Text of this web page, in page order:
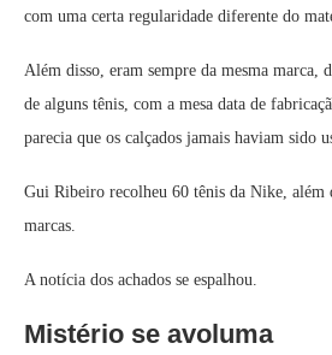
com uma certa regularidade diferente do
Além disso, eram sempre da mesma marca,
de alguns tênis, com a mesa data de
parecia que os calçados jamais haviam sido
Gui Ribeiro recolheu 60 tênis da Nike, além
marcas.
A notícia dos achados se espalhou.
Mistério se avoluma